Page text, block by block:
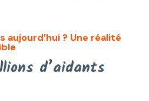
aujourd’hui ? Une réalité
d’aidants